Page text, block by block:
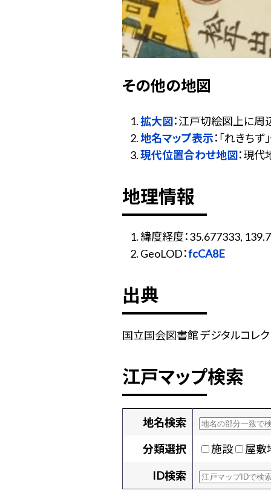
その他の地図
拡大図：江戸切絵図上に周
地名マップ表示：「れきち
現代位置合わせ地図：現
地理情報
緯度経度：35.677333,
GeoLOD：fcCA8E
出典
国立国会図書館 デジタルコレク
江戸マップ検索
地名検索
分類選択
施設
屋敷
ID検索